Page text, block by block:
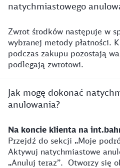
natychmiastowego
Zwrot środków następuje w
wybranej metody płatności.
podczas zakupu pozostają
podlegają zwrotowi.
Jak mogę dokonać
anulowania?
Na koncie klienta na
Przejdź do sekcji „Moje
Aktywuj natychmiastowe
„Anuluj teraz”. Otworzy się